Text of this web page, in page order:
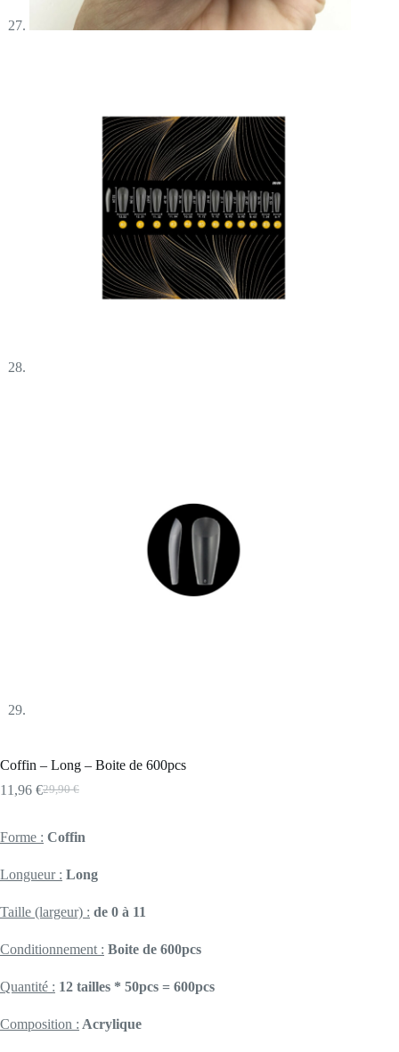
Coffin – Long – Boite de 600pcs
29,90€
Le
était :
11,96 €Le
est :
Forme : Coffin
Longueur : Long
Taille (largeur) : de 0 à 11
Conditionnement : Boite de 600pcs
Quantité : 12 tailles * 50pcs = 600pcs
Composition : Acrylique